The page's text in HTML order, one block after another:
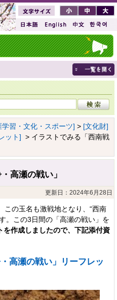
学習・文化・スポーツ] > [文化財]
ット] > イラストでみる「西南戦
高瀬の戦い」
更新日：2024年6月28日
この玉名も激戦地となり、“西南
。この3日間の「高瀬の戦い」を
を作成しましたので、下記添付資
高瀬の戦い」リーフレッ